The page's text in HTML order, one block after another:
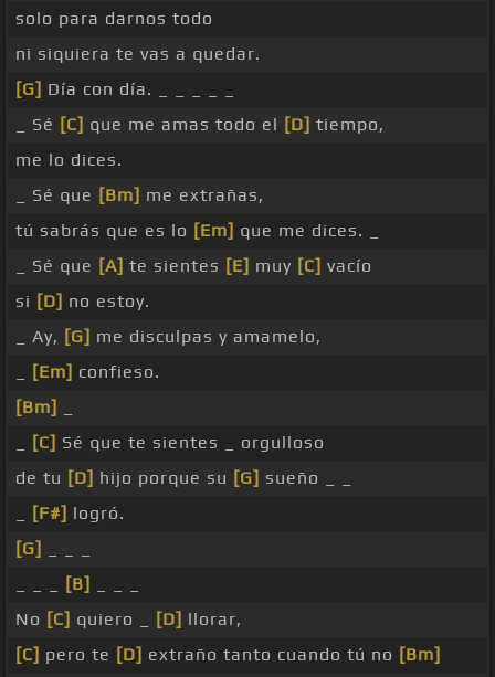
solo para darnos todo
ni siquiera te vas a quedar.
[G] Día con día. _ _ _ _ _
_ Sé [C] que me amas todo el [D] tiempo,
me lo dices.
_ Sé que [Bm] me extrañas,
tú sabrás que es lo [Em] que me dices. _
_ Sé que [A] te sientes [E] muy [C] vacío
si [D] no estoy.
_ Ay, [G] me disculpas y amamelo,
[Em] confieso.
[Bm]
[C] Sé que te sientes _ orgulloso
de tu [D] hijo porque su [G] sueño _ _
[F#] logró.
[G]
[B]
No [C] quiero _ [D] llorar,
[C] pero te [D] extraño tanto cuando tú no [Bm]